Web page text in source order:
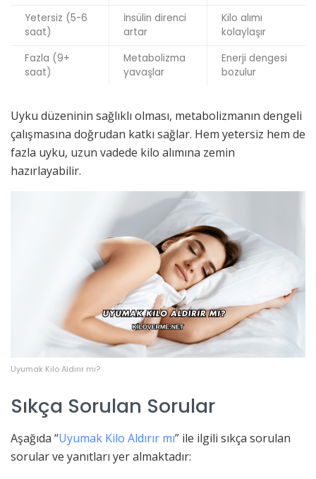
Yetersiz (5-6
saat)
İnsülin direnci
artar
Kilo alımı
kolaylaşır
Fazla (9+
saat)
Metabolizma
yavaşlar
Enerji dengesi
bozulur
Uyku düzeninin sağlıklı olması, metabolizmanın dengeli
çalışmasına doğrudan katkı sağlar. Hem yetersiz hem de
fazla uyku, uzun vadede kilo alımına zemin
hazırlayabilir.
Uyumak Kilo Aldırır mı?
Sıkça Sorulan Sorular
Aşağıda “Uyumak Kilo Aldırır mı” ile ilgili sıkça sorulan
sorular ve yanıtları yer almaktadır: